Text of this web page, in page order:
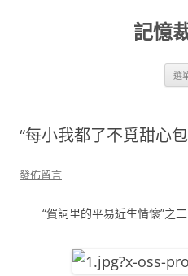
記憶
選
“每小我都了不覓甜心
發佈留言
“賀詞里的平易近生情懷”之